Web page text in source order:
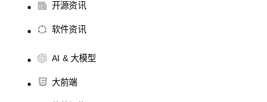
开源资讯
软件资讯
AI & 大模型
大前端